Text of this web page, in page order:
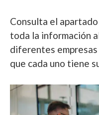
Consulta el
toda la información
diferentes
que cada uno tiene